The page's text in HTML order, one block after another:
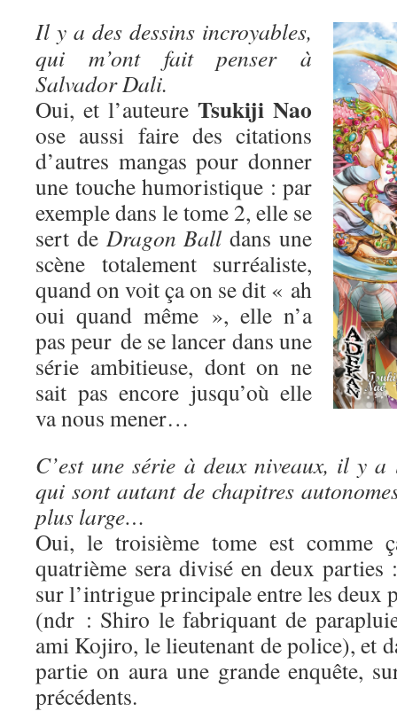
Il y a des dessins incroyables,
qui m’ont fait penser à
Salvador Dali.
Oui, et l’auteure Tsukiji Nao
ose aussi faire des citations
d’autres mangas pour donner
une touche humoristique : par
exemple dans le tome 2, elle se
sert de Dragon Ball dans une
scène totalement surréaliste,
quand on voit ça on se dit « ah
oui quand même », elle n’a
pas peur de se lancer dans une
série ambitieuse, dont on ne
sait pas encore jusqu’où elle
va nous mener…
C’est une série à deux niveaux, il y a
qui sont autant de chapitres
plus large…
Oui, le troisième tome est comme
quatrième sera divisé en deux parties
sur l’intrigue principale entre les deux
(ndr : Shiro le fabriquant de
ami Kojiro, le lieutenant de police), et
partie on aura une grande enquête,
précédents.